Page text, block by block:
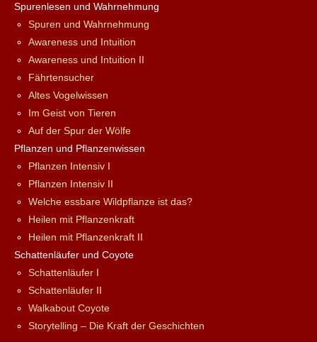
Spurenlesen und Wahrnehmung
Spuren und Wahrnehmung
Awareness und Intuition
Awareness und Intuition II
Fährtensucher
Altes Vogelwissen
Im Geist von Tieren
Auf der Spur der Wölfe
Pflanzen und Pflanzenwissen
Pflanzen Intensiv I
Pflanzen Intensiv II
Welche essbare Wildpflanze ist das?
Heilen mit Pflanzenkraft
Heilen mit Pflanzenkraft II
Schattenläufer und Coyote
Schattenläufer I
Schattenläufer II
Walkabout Coyote
Storytelling – Die Kraft der Geschichten